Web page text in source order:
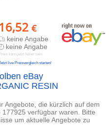
16,52 €
keine Angabe
keine Angabe
Preis kann jetzt höher sein
live Preisvergleich starten!
eBay
RESIN
Angebote, die kürzlich auf dem
verfügbar waren. Bitte
um aktuelle Angebote zu